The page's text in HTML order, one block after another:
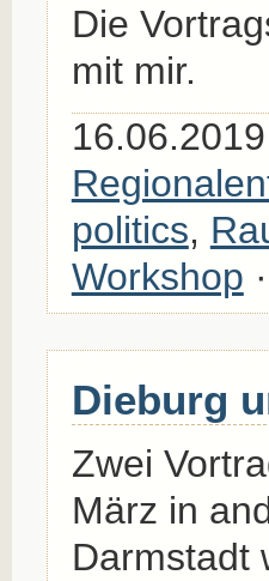
Die
mit mir.
politics,
Workshop ·
Dieburg
Zwei
März in
Darmstadt